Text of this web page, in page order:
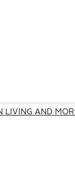
LIVING AND